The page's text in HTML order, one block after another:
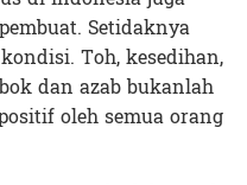
Setidaknya
Toh, kesedihan,
dan azab bukanlah
oleh semua orang